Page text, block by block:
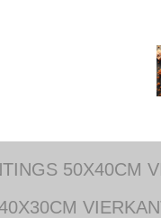
50X40CM